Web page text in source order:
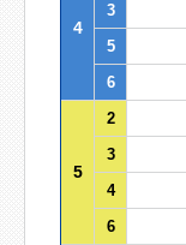
4
3
5
6
5
2
3
4
6